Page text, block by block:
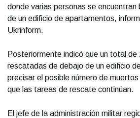
donde varias personas se encuentran
de un edificio de apartamentos,
Ukrinform.
Posteriormente indicó que un total de
rescatadas de debajo de un edificio
precisar el posible número de
que las tareas de rescate continúan.
El jefe de la administración militar